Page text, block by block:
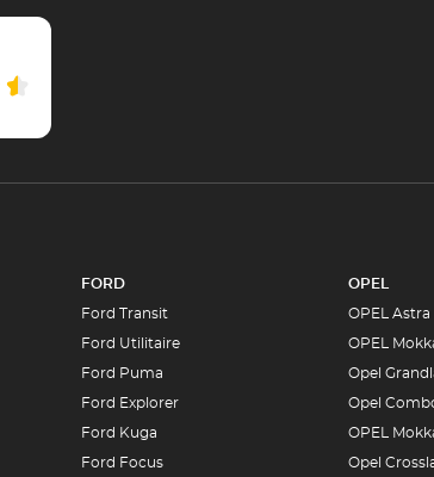
FORD
Ford Transit
Ford Utilitaire
Ford Puma
Ford Explorer
Ford Kuga
Ford Focus
OPEL
OPEL
OPEL
Opel
Opel
OPEL
Opel